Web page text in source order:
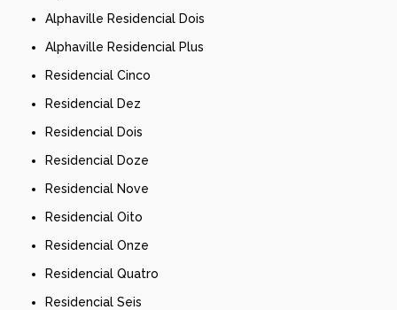
Alphaville Residencial Dois
Alphaville Residencial Plus
Residencial Cinco
Residencial Dez
Residencial Dois
Residencial Doze
Residencial Nove
Residencial Oito
Residencial Onze
Residencial Quatro
Residencial Seis